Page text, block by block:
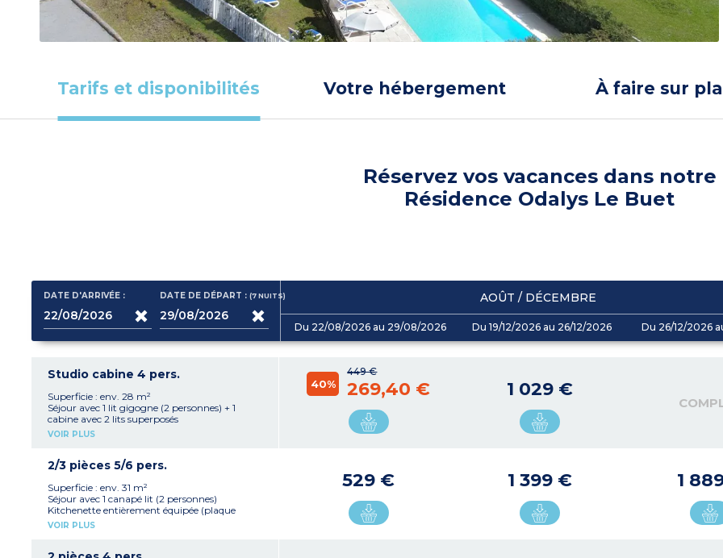
Tarifs et disponibilités Votre hébergement À faire sur
Réservez vos vacances dans notre
Résidence Odalys Le Buet
DATE D'ARRIVÉE : DATE DE DÉPART :(7NUITS) AOÛT / DÉCEMBRE
Du 22/08/2026 au 29/08/2026 Du 19/12/2026 au 26/12/2026 Du 26/12/2026
Studio cabine 4 pers.
Superficie : env. 28 m²
Séjour avec 1 lit gigogne (2 personnes) + 1
cabine avec 2 lits superposés
Kitchenette entièrement équipée (plaque
Salle de bain
WC séparé (à l’exception de 3 studios)
À noter:
Un de nos studios disposent de tous les
couchages dans une même pièce.
Merci de prévenir la résidence si besoin d'une
VOIR PLUS
449 €
40% 269,40 € 1 029 €
2/3 pièces 5/6 pers.
Superficie : env. 31 m²
Séjour avec 1 canapé lit (2 personnes)
Kitchenette entièrement équipée (plaque
vitrocéramique 4 feux, réfrigérateur, lave-
Cabine donnant sur le séjour avec 2 lits
VOIR PLUS
529 € 1 399 € 1